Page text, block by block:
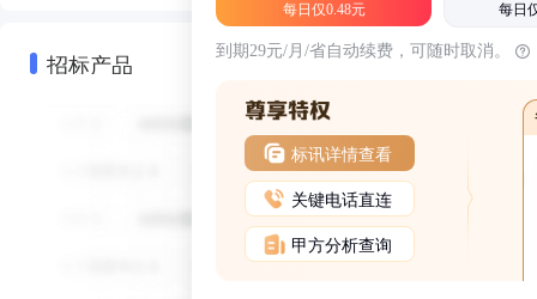
招标产品
每日仅0.48元 每日
到期29元/月/省自动续费，可随时取消。
标讯详情查看
关键电话直连
甲方分析查询